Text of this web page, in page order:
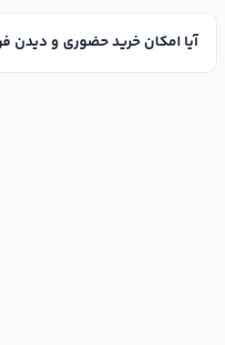
آیا امکان خرید حضوری و دیدن